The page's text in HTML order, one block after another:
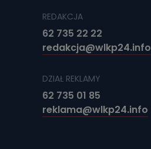
REDAKCJA
62 735 22 22
redakcja@wlkp24.info
DZIAŁ REKLAMY
62 735 01 85
reklama@wlkp24.info